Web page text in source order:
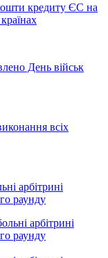
кредиту ЄС на
День військ
всіх
арбітрині
раунду